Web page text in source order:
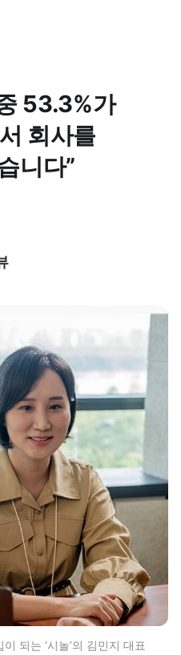
53.3%가
회사를
니다”
되는 ‘시놀’의 김민지 대표